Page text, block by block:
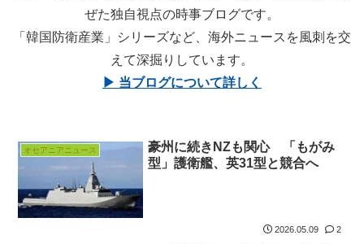
ぜた独自視点の時事ブログです。
「韓国防衛産業」シリーズなど、海外ニュースを風刺を交
えて深掘りしています。
▶ 当ブログについて詳しく
オセアニアニュース
豪州に続きNZも関心 「もがみ
型」護衛艦、英31型と競合へ
2026.05.09 2